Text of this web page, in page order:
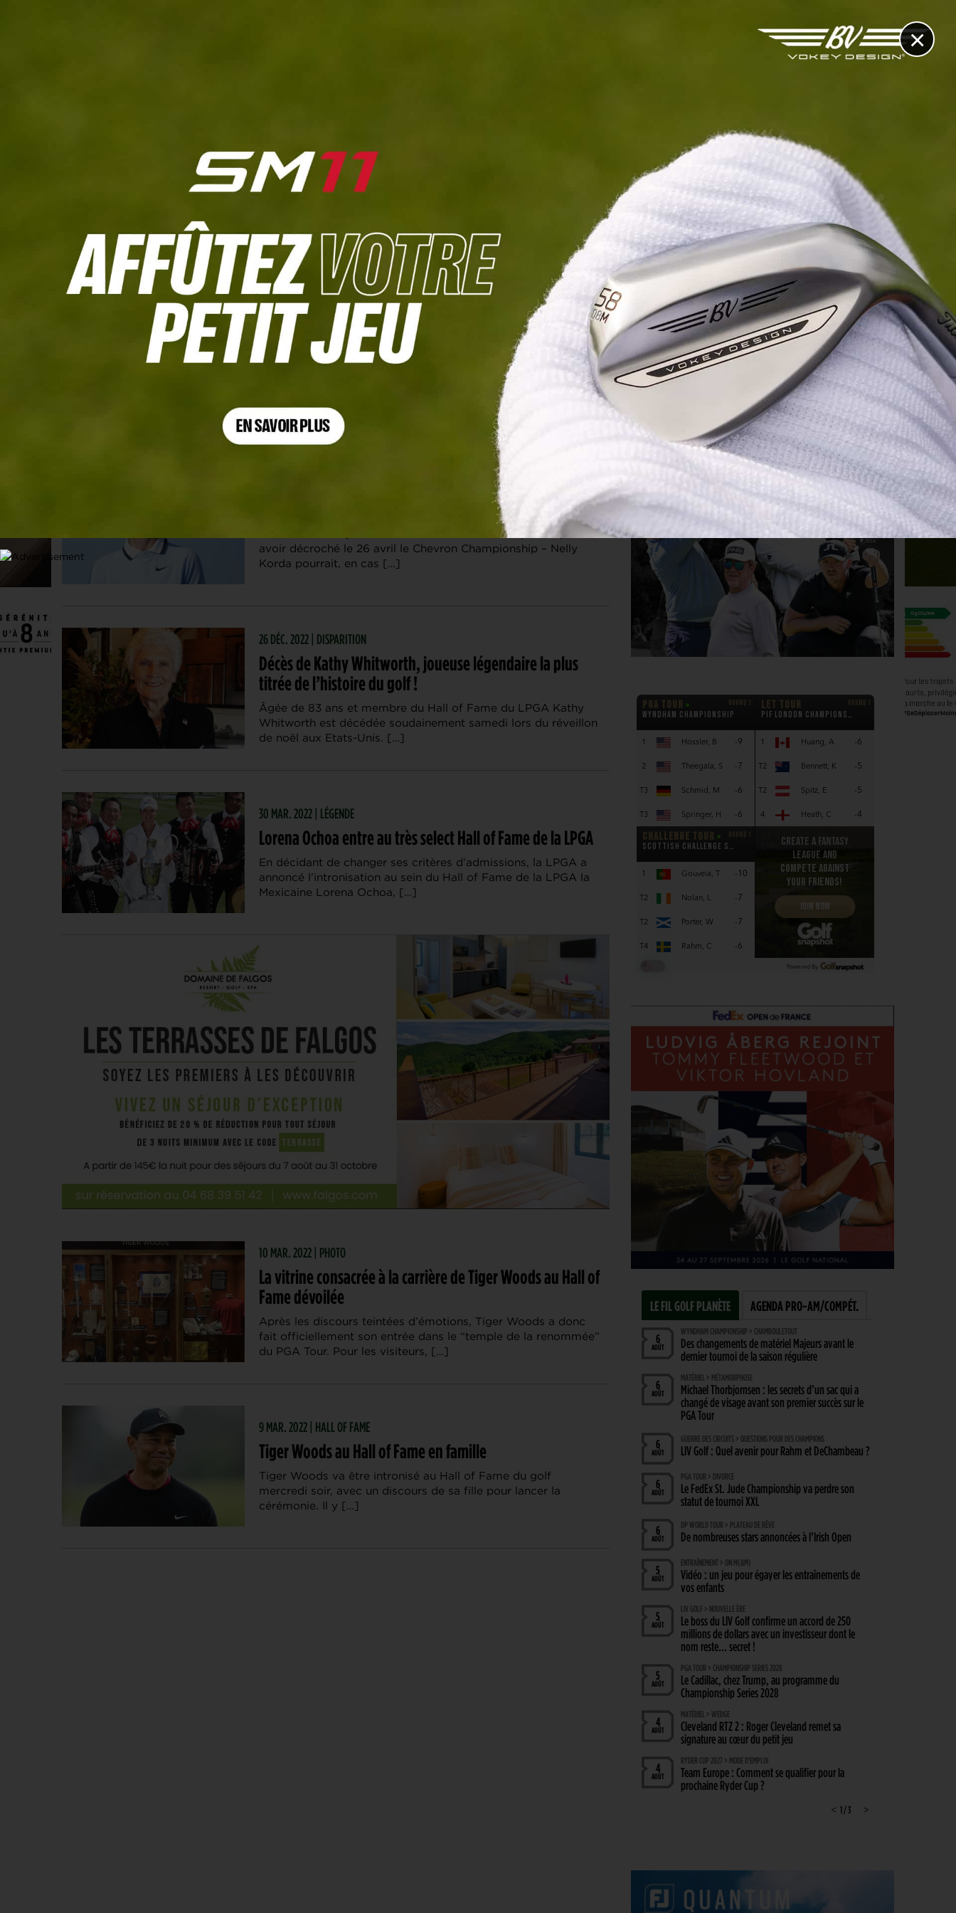
×
Hall of Fame
Nelly Korda, déjà aux portes du Hall of Fame
Victorieuse le 7 juin dernier de l’U.S. Women’s Open – après
avoir décroché le 26 avril le Chevron Championship – Nelly
Korda pourrait, en cas […]
26 DÉC. 2022 | DISPARITION
Décès de Kathy Whitworth, joueuse légendaire la plus
titrée de l’histoire du golf !
Âgée de 83 ans et membre du Hall of Fame du LPGA Kathy
Whitworth est décédée soudainement samedi lors du réveillon
de noël aux Etats-Unis. […]
30 MAR. 2022 | LÉGENDE
Lorena Ochoa entre au très select Hall of Fame de la LPGA
En décidant de changer ses critères d’admissions, la LPGA a
annoncé l’intronisation au sein du Hall of Fame de la LPGA la
Mexicaine Lorena Ochoa, […]
10 MAR. 2022 | PHOTO
La vitrine consacrée à la carrière de Tiger Woods au Hall of
Fame dévoilée
Après les discours teintées d’émotions, Tiger Woods a donc
fait officiellement son entrée dans le “temple de la renommée”
du PGA Tour. Pour les visiteurs, […]
9 MAR. 2022 | HALL OF FAME
Tiger Woods au Hall of Fame en famille
Tiger Woods va être intronisé au Hall of Fame du golf
mercredi soir, avec un discours de sa fille pour lancer la
cérémonie. Il y […]
LE FIL GOLF PLANÈTE AGENDA PRO-AM/COMPÉT.
6
AOÛT
WYNDHAM CHAMPIONSHIP > CHAMBOULETOUT
Des changements de matériel Majeurs avant le
dernier tournoi de la saison régulière
6
AOÛT
MATÉRIEL > MÉTAMORPHOSE
Michael Thorbjornsen : les secrets d’un sac qui a
changé de visage avant son premier succès sur le
PGA Tour
6
AOÛT
GUERRE DES CIRCUITS > QUESTIONS POUR DES CHAMPIONS
LIV Golf : Quel avenir pour Rahm et DeChambeau ?
6
AOÛT
PGA TOUR > DIVORCE
Le FedEx St. Jude Championship va perdre son
statut de tournoi XXL
6
AOÛT
DP WORLD TOUR > PLATEAU DE RÊVE
De nombreuses stars annoncées à l’Irish Open
5
AOÛT
ENTRAÎNEMENT > ON M(&M)
Vidéo : un jeu pour égayer les entraînements de
vos enfants
5
AOÛT
LIV GOLF > NOUVELLE ÈRE
Le boss du LIV Golf confirme un accord de 250
millions de dollars avec un investisseur dont le
nom reste… secret !
5
AOÛT
PGA TOUR > CHAMPIONSHIP SERIES 2028
Le Cadillac, chez Trump, au programme du
Championship Series 2028
4
AOÛT
MATÉRIEL > WEDGE
Cleveland RTZ 2 : Roger Cleveland remet sa
signature au cœur du petit jeu
4
AOÛT
RYDER CUP 2027 > MODE D'EMPLOI
Team Europe : Comment se qualifier pour la
prochaine Ryder Cup ?
AOÛT Fin de saison du PGA Tour : Mode d’emploi
4
AOÛT
SAVOIR VIVRE > LA COMPLAINTE DU GOLFEUR
Etiquette : ne cherchez pas d’excuse, tout le monde
< >
1 / 3